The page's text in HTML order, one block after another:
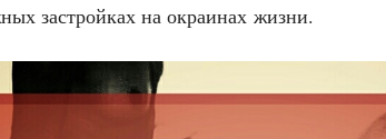
застрой­ках на окра­и­нах жизни.